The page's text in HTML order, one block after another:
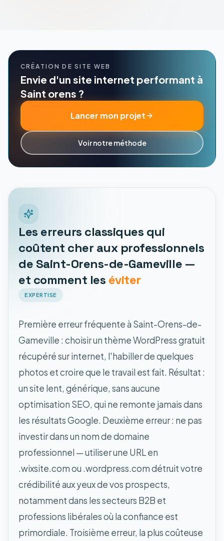
CRÉATION DE SITE WEB
Envie d'un site internet performant à
Saint orens ?
Lancer mon projet
Voir notre méthode
Les erreurs classiques qui
coûtent cher aux professionnels
de Saint-Orens-de-Gameville —
et comment les éviter
EXPERTISE
Première erreur fréquente à Saint-Orens-de-
Gameville : choisir un thème WordPress gratuit
récupéré sur internet, l'habiller de quelques
photos et croire que le travail est fait. Résultat :
un site lent, générique, sans aucune
optimisation SEO, qui ne remonte jamais dans
les résultats Google. Deuxième erreur : ne pas
investir dans un nom de domaine
professionnel — utiliser une URL en
.wixsite.com ou .wordpress.com détruit votre
crédibilité aux yeux de vos prospects,
notamment dans les secteurs B2B et
professions libérales où la confiance est
primordiale. Troisième erreur, la plus coûteuse